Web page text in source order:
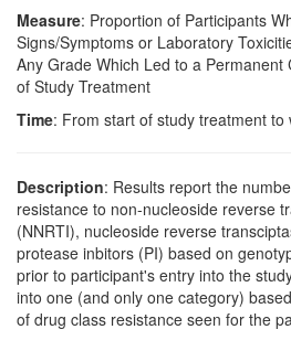
Measure: Proportion of Participants
Signs/Symptoms or Laboratory
Any Grade Which Led to a Permanent
of Study Treatment
Time: From start of study treatment to
Description: Results report the
resistance to non-nucleoside reverse
(NNRTI), nucleoside reverse
protease inbitors (PI) based on
prior to participant's entry into the
into one (and only one category)
of drug class resistance seen for the